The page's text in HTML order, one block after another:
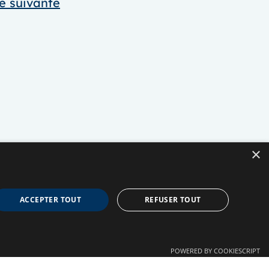
×
ACCEPTER TOUT REFUSER TOUT
POWERED BY COOKIESCRIPT